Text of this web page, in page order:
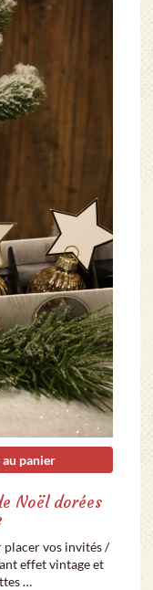
panier
Noël dorées
placer vos invités /
effet vintage et
…